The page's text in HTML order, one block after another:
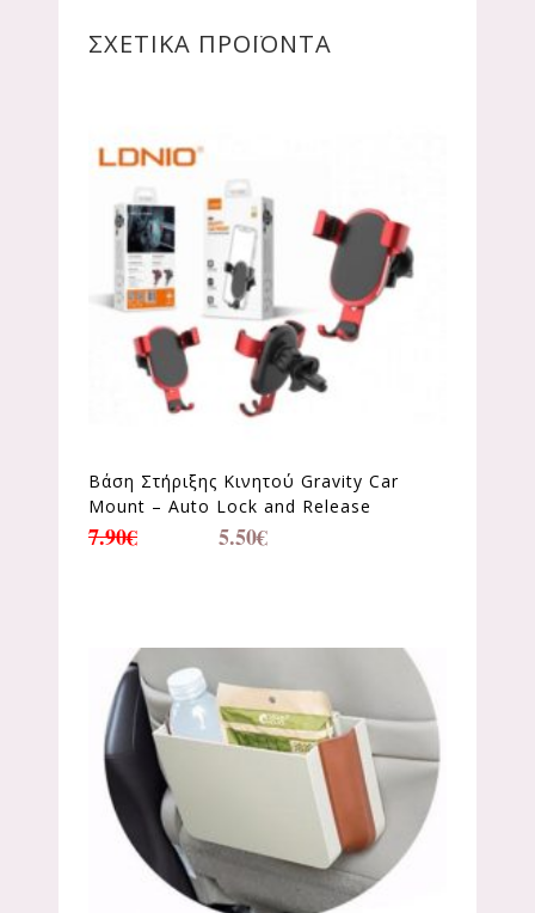
ΣΧΕΤΙΚΆ ΠΡΟΪΌΝΤΑ
Βάση Στήριξης Κινητού Gravity Car
Mount – Auto Lock and Release
7.90€ 5.50€